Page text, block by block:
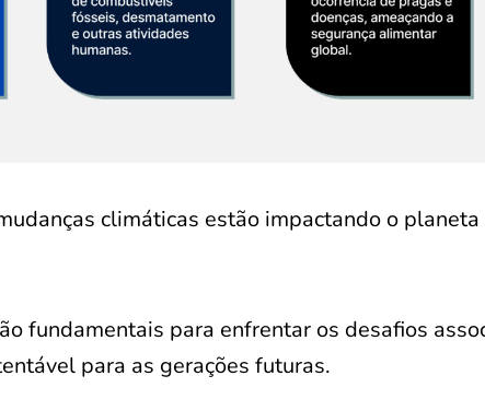
climáticas estão impactando o planeta
fundamentais para enfrentar os desafios
para as gerações futuras.